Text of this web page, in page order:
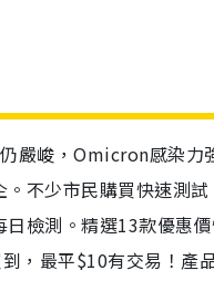
嚴峻，Omicron感染力
。不少市民購買快速測
日檢測。精選13款優惠
，最平$10有交易！產